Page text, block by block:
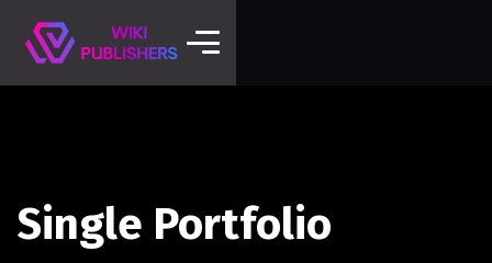
Single Portfolio